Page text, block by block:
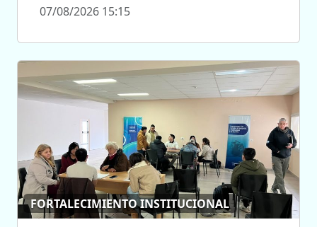
07/08/2026 15:15
FORTALECIMIENTO INSTITUCIONAL